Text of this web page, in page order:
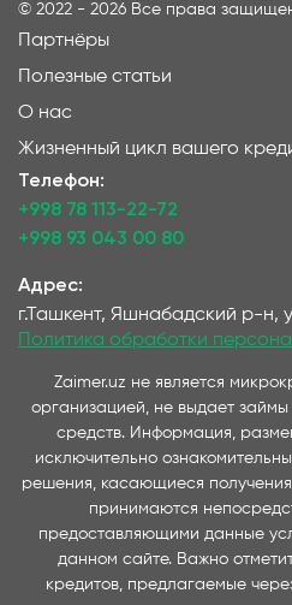
© 2022 - 2026 Все права
Партнёры
Полезные статьи
О нас
Жизненный цикл вашего
Телефон:
+998 78 113-22-72
+998 93 043 00 80
Адрес:
г.Ташкент, Яшнабадский р-н,
Политика обработки
Zaimer.uz не является
организацией, не выдает
средств. Информация,
исключительно
решения, касающиеся
принимаются
предоставляющими данные
данном сайте. Важно
кредитов, предлагаемые